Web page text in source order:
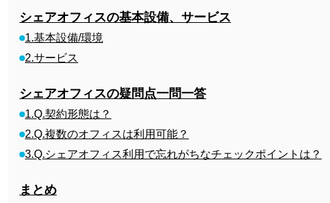
シェアオフィスの基本設備、サービス
1.基本設備/環境
2.サービス
シェアオフィスの疑問点一問一答
1.Q.契約形態は？
2.Q.複数のオフィスは利用可能？
3.Q.シェアオフィス利用で忘れがちなチェックポイントは？
まとめ